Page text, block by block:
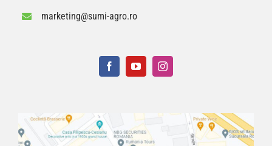
marketing@sumi-agro.ro